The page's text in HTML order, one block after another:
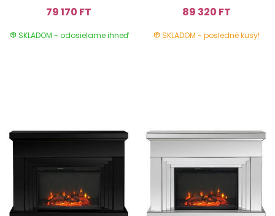
79 170 FT
SKLADOM - odosielame ihneď
89 320 FT
SKLADOM - posledné kusy!